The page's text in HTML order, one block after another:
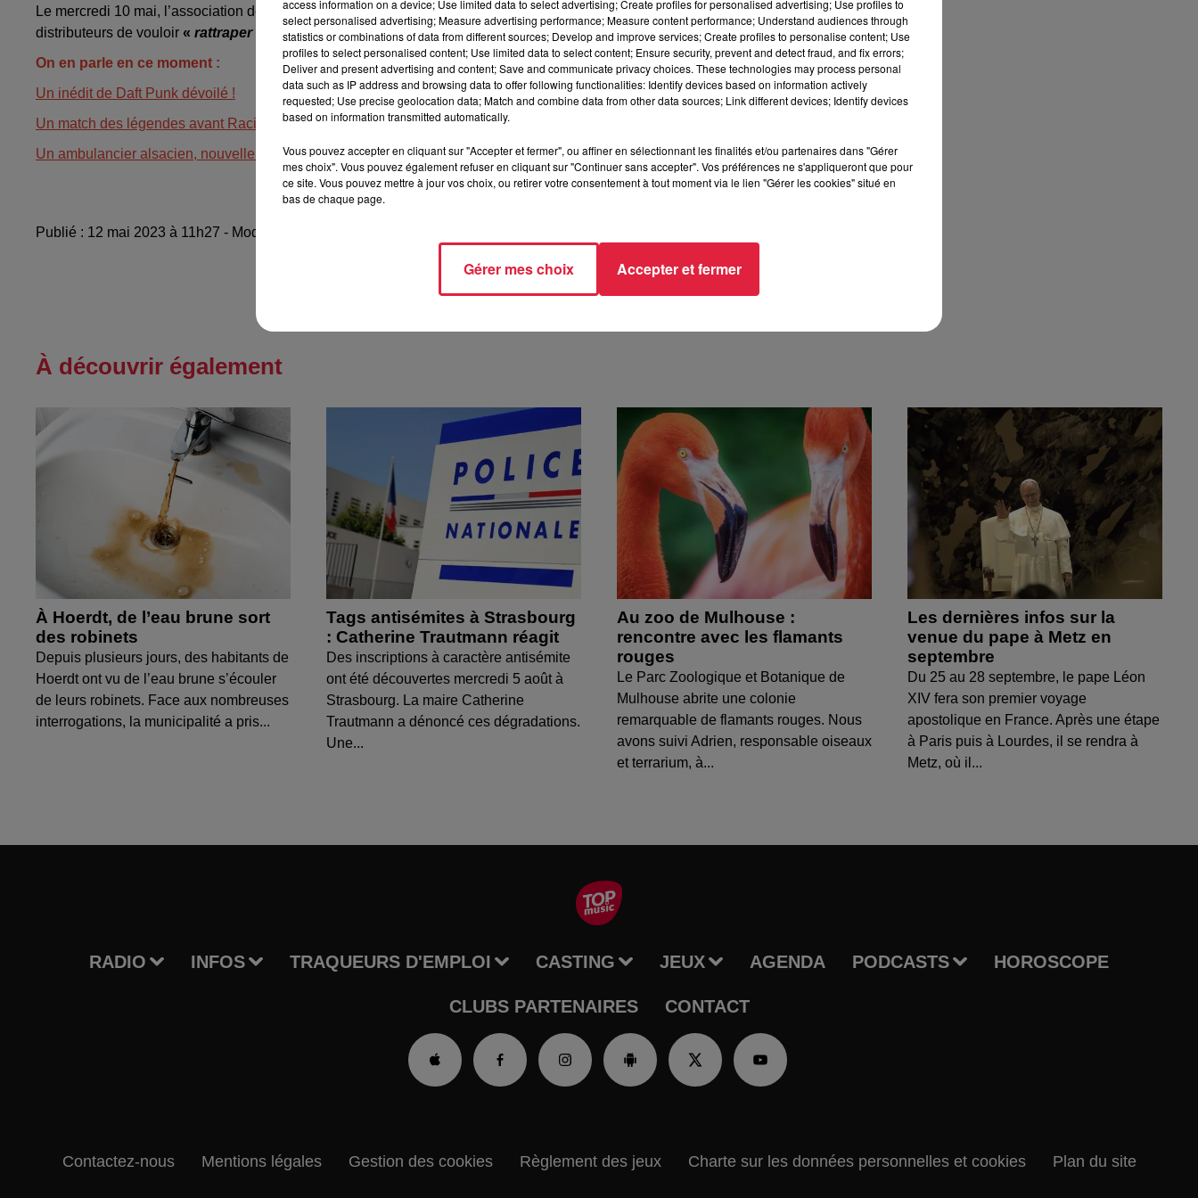
Le mercredi 10 mai, l’association de consommateurs CLCV s’est exprimée sur le prix à la pompe en France et a accusé les
distributeurs de vouloir « rattraper les pertes»de l’exercice 2022.
On en parle en ce moment :
Un inédit de Daft Punk dévoilé !
Un match des légendes avant Racing-Nice
Un ambulancier alsacien, nouvelle star de Tik Tok
Publié : 12 mai 2023 à 11h27 - Modifié : 15 mai 2023 à 7h32 Jules Scheuer
À découvrir également
À Hoerdt, de l’eau brune sort
des robinets
Depuis plusieurs jours, des habitants de
Hoerdt ont vu de l’eau brune s’écouler
de leurs robinets. Face aux nombreuses
interrogations, la municipalité a pris...
Tags antisémites à Strasbourg
: Catherine Trautmann réagit
Des inscriptions à caractère antisémite
ont été découvertes mercredi 5 août à
Strasbourg. La maire Catherine
Trautmann a dénoncé ces dégradations.
Une...
Au zoo de Mulhouse :
rencontre avec les flamants
rouges
Le Parc Zoologique et Botanique de
Mulhouse abrite une colonie
remarquable de flamants rouges. Nous
avons suivi Adrien, responsable oiseaux
et terrarium, à...
Les dernières infos sur la
venue du pape à Metz en
septembre
Du 25 au 28 septembre, le pape Léon
XIV fera son premier voyage
apostolique en France. Après une étape
à Paris puis à Lourdes, il se rendra à
Metz, où il...
RADIO INFOS TRAQUEURS D'EMPLOI CASTING JEUX AGENDA PODCASTS HOROSCOPE
CLUBS PARTENAIRES CONTACT
Contactez-nous Mentions légales Gestion des cookies Règlement des jeux Charte sur les données personnelles et cookies Plan du site
access information on a device; Use limited data to select advertising; Create profiles for personalised advertising; Use profiles to
select personalised advertising; Measure advertising performance; Measure content performance; Understand audiences through
statistics or combinations of data from different sources; Develop and improve services; Create profiles to personalise content; Use
profiles to select personalised content; Use limited data to select content; Ensure security, prevent and detect fraud, and fix errors;
Deliver and present advertising and content; Save and communicate privacy choices. These technologies may process personal
data such as IP address and browsing data to offer following functionalities: Identify devices based on information actively
requested; Use precise geolocation data; Match and combine data from other data sources; Link different devices; Identify devices
based on information transmitted automatically.
Vous pouvez accepter en cliquant sur "Accepter et fermer", ou affiner en sélectionnant les finalités et/ou partenaires dans "Gérer
mes choix". Vous pouvez également refuser en cliquant sur "Continuer sans accepter". Vos préférences ne s'appliqueront que pour
ce site. Vous pouvez mettre à jour vos choix, ou retirer votre consentement à tout moment via le lien "Gérer les cookies" situé en
bas de chaque page.
Gérer mes choix Accepter et fermer